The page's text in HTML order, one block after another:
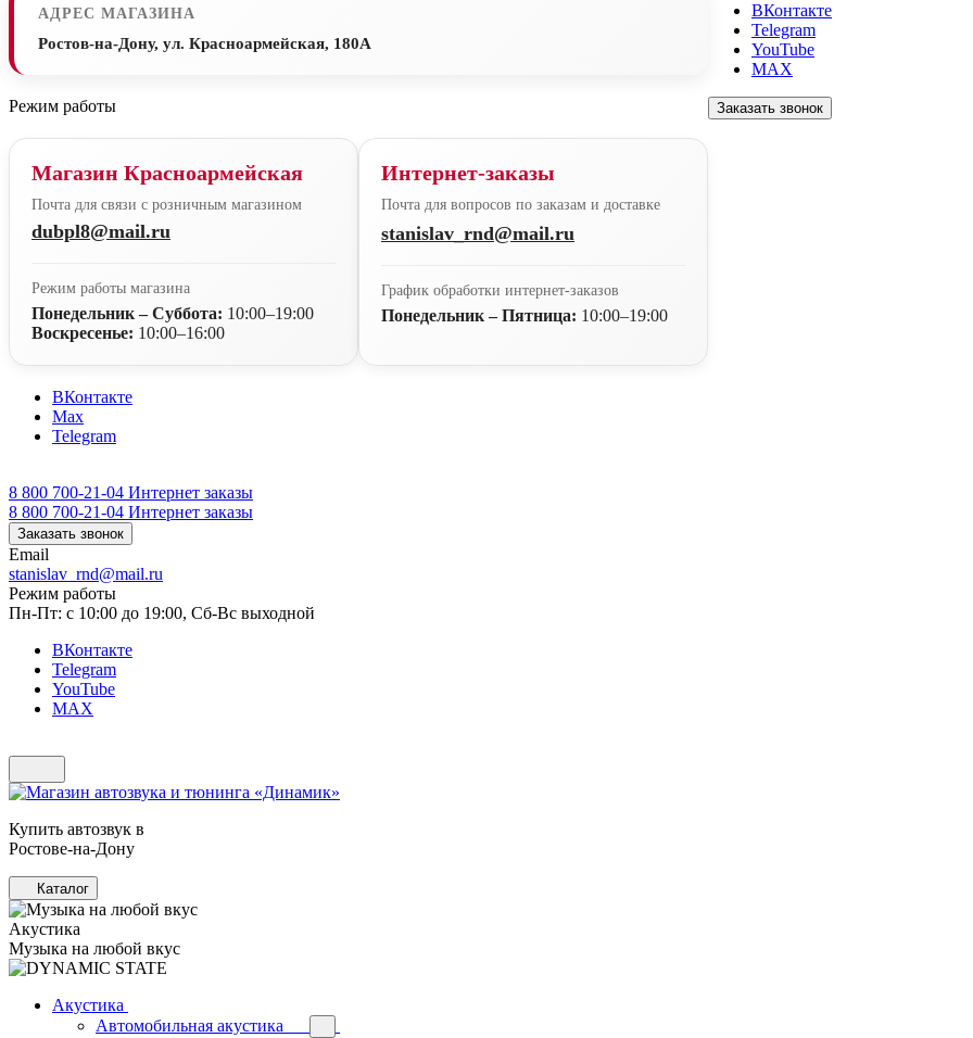
АДРЕС МАГАЗИНА
Ростов-на-Дону, ул. Красноармейская, 180А
Режим работы
Магазин Красноармейская
Почта для связи с розничным магазином
dubpl8@mail.ru
Режим работы магазина
Понедельник – Суббота: 10:00–19:00
Воскресенье: 10:00–16:00
Интернет-заказы
Почта для вопросов по заказам и доставке
stanislav_rnd@mail.ru
График обработки интернет-заказов
Понедельник – Пятница: 10:00–19:00
ВКонтакте
Max
Telegram
8 800 700-21-04 Интернет заказы
8 800 700-21-04 Интернет заказы
Заказать звонок
Email
stanislav_rnd@mail.ru
Режим работы
Пн-Пт: с 10:00 до 19:00, Сб-Вс выходной
ВКонтакте
Telegram
YouTube
MAX
ВКонтакте
Telegram
YouTube
MAX
Заказать звонок
Купить автозвук в
Ростове-на-Дону
Каталог
Акустика
Музыка на любой вкус
Акустика
Автомобильная акустика